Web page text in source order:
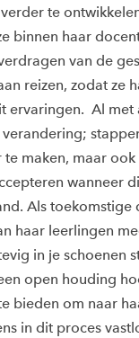
te
binnen haar
van de
reizen, zodat ze
ervaringen. Al met
maken, maar
wanneer
Als toekomstige
haar leerlingen
in je schoenen
open houding
bieden om naar
in dit proces